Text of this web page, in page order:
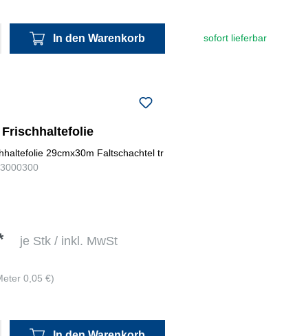
In den Warenkorb sofort lieferbar
Frischhaltefolie
29cmx30m Faltschachtel tr
je Stk / inkl. MwSt
0,05 €)